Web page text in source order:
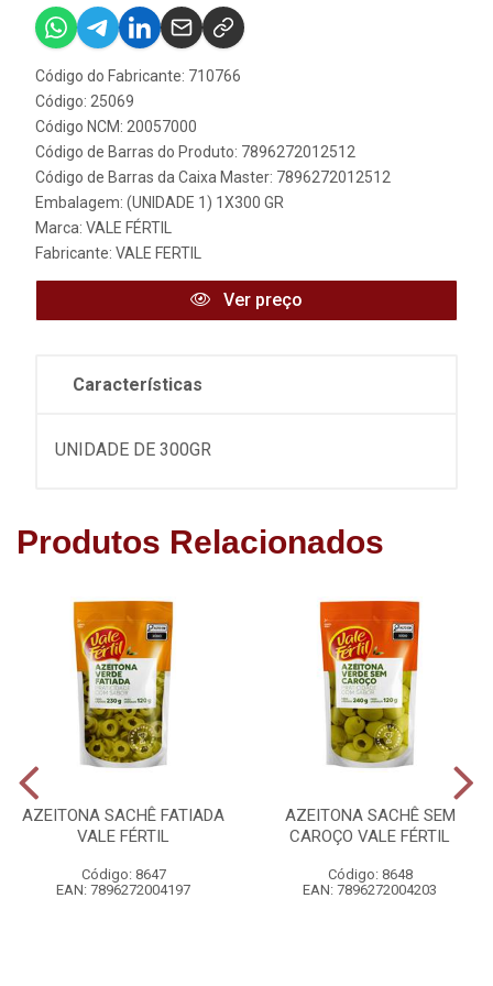
Código do Fabricante: 710766
Código: 25069
Código NCM: 20057000
Código de Barras do Produto: 7896272012512
Código de Barras da Caixa Master: 7896272012512
Embalagem: (UNIDADE 1) 1X300 GR
Marca: VALE FÉRTIL
Fabricante: VALE FERTIL
Ver preço
Características
UNIDADE DE 300GR
Produtos Relacionados
AZEITONA SACHÊ FATIADA
VALE FÉRTIL
Código: 8647
EAN: 7896272004197
AZEITONA SACHÊ SEM
CAROÇO VALE FÉRTIL
Código: 8648
EAN: 7896272004203